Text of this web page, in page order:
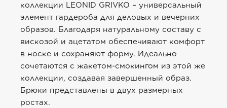
коллекции LEONID GRIVKO – универсальный
элемент гардероба для деловых и вечерних
образов. Благодаря натуральному составу с
вискозой и ацетатом обеспечивают комфорт
в носке и сохраняют форму. Идеально
сочетаются с жакетом-смокингом из этой же
коллекции, создавая завершенный образ.
Брюки представлены в двух размерных
ростах.